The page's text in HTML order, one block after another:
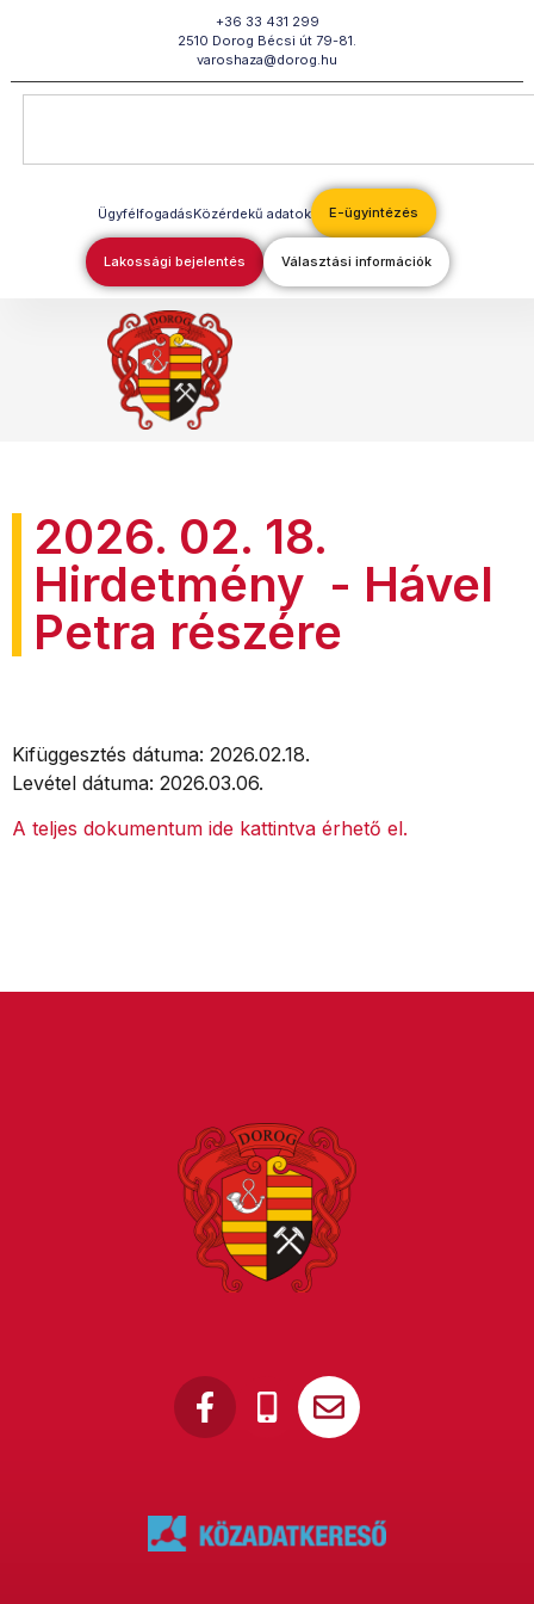
+36 33 431 299
2510 Dorog Bécsi út 79-81.
varoshaza@dorog.hu
ÜgyfélfogadásKözérdekű adatok E-ügyintézés
Lakossági bejelentés Választási információk
2026. 02. 18.
Hirdetmény - Hável
Petra részére
Kifüggesztés dátuma: 2026.02.18.
Levétel dátuma: 2026.03.06.
A teljes dokumentum ide kattintva érhető el.